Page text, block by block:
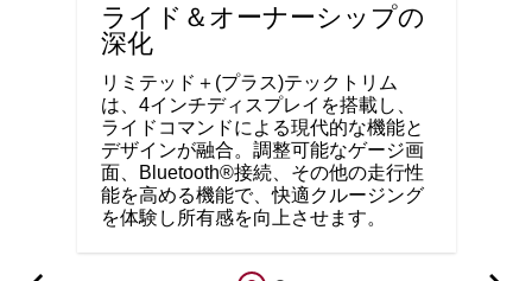
ライド＆オーナーシップの
深化
リミテッド＋(プラス)テックトリム
は、4インチディスプレイを搭載し、
ライドコマンドによる現代的な機能と
デザインが融合。調整可能なゲージ画
面、Bluetooth®接続、その他の走行性
能を高める機能で、快適クルージング
を体験し所有感を向上させます。